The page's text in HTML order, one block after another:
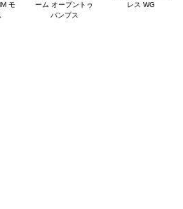
モ
ーム オープントゥ
パンプス
レス WG